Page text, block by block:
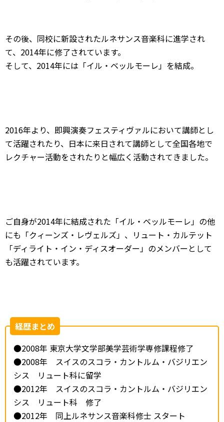
その後、同校に新設されたルネサンス音楽科に進学され
て、2014年に修了されています。
そして、2014年には「イル・ベッルモーレ」を結成。
2016年より、即興演奏フェスティヴァルにおいて講師とし
て活躍されたり、日本に来日されて講師として全国各地で
レクチャー活動をされたりと幅広く活動されてきました。
ご自身が2014年に結成された「イル・ベッルモーレ」の他
にも「クィーンズ・レヴェルズ」、リュート・カルテット
「ディライト・イン・ディスオーダー」のメンバーとして
も活躍されています。
経歴まとめ
●2008年 東京大学文学部美学芸術学専修課程修了
●2008年 スイスのスコラ・カントルム・バジリエン
シス リュート科に留学
●2012年 スイスのスコラ・カントルム・バジリエン
シス リュート科 修了
●2012年 同上ルネサンス音楽科修士 スタート